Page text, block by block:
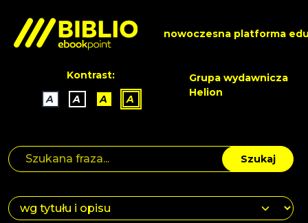
nowoczesna platforma
Kontrast:
A
A A A
Grupa wydawnicza
Helion
Szukaj